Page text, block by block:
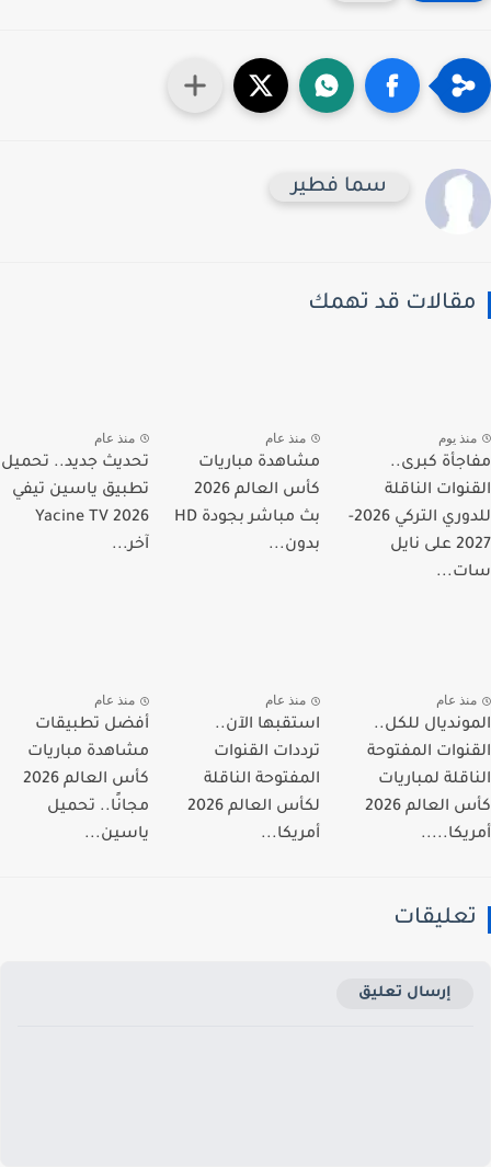
سما فطير
قد تهمك
يوم
كبرى..
الناقلة
للدوري التركي 2026-
2027 على نايل
منذ عام
مشاهدة مباريات
كأس العالم 2026
بث مباشر بجودة HD
بدون...
منذ عام
تحديث جديد.. تحميل
تطبيق ياسين تيفي
Yacine TV 2026
آخر...
عام
للكل..
المفتوحة
لمباريات
كأس العالم 2026
منذ عام
استقبها الآن..
ترددات القنوات
المفتوحة الناقلة
لكأس العالم 2026
أمريكا...
منذ عام
أفضل تطبيقات
مشاهدة مباريات
كأس العالم 2026
مجانًا.. تحميل
ياسين...
إرسال تعليق